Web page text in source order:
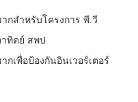
กสำหรับโครงการ พี.วี
าทิตย์ สพป
เพื่อป้องกันอินเวอร์เตอร์